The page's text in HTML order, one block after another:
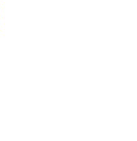
in verband